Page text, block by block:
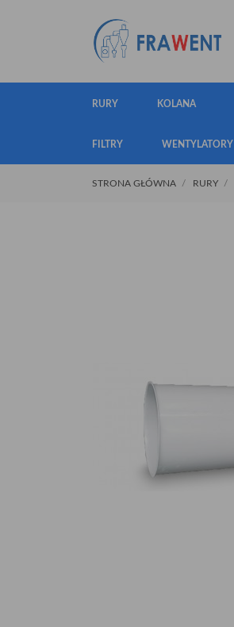
RURY KOLANA
FILTRY WENTYLATORY
STRONA GŁÓWNA RURY